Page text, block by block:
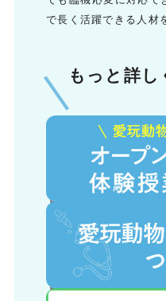
で長く活躍できる人材
もっと詳